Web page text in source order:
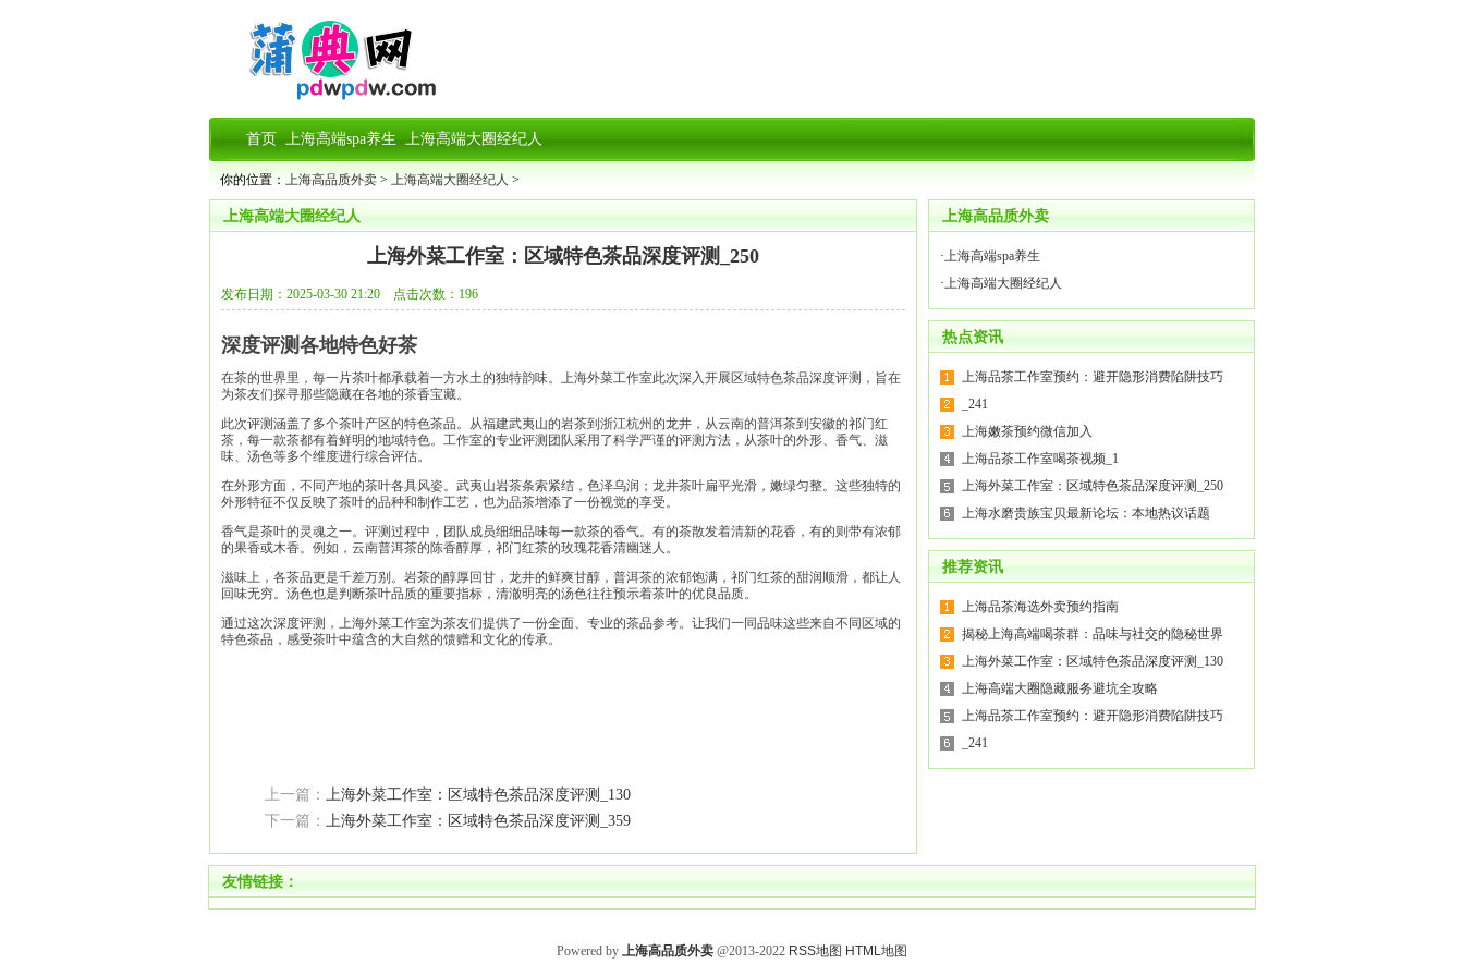
首页 上海高端spa养生 上海高端大圈经纪人
你的位置： 上海高品质外卖 > 上海高端大圈经纪人 >
上海高端大圈经纪人
上海外菜工作室：区域特色茶品深度评测_250
发布日期：2025-03-30 21:20 点击次数：196
深度评测各地特色好茶
在茶的世界里，每一片茶叶都承载着一方水土的独特韵味。上海外菜工作室此次深入开展区域特色茶品深度评测，旨在
为茶友们探寻那些隐藏在各地的茶香宝藏。
此次评测涵盖了多个茶叶产区的特色茶品。从福建武夷山的岩茶到浙江杭州的龙井，从云南的普洱茶到安徽的祁门红
茶，每一款茶都有着鲜明的地域特色。工作室的专业评测团队采用了科学严谨的评测方法，从茶叶的外形、香气、滋
味、汤色等多个维度进行综合评估。
在外形方面，不同产地的茶叶各具风姿。武夷山岩茶条索紧结，色泽乌润；龙井茶叶扁平光滑，嫩绿匀整。这些独特的
外形特征不仅反映了茶叶的品种和制作工艺，也为品茶增添了一份视觉的享受。
香气是茶叶的灵魂之一。评测过程中，团队成员细细品味每一款茶的香气。有的茶散发着清新的花香，有的则带有浓郁
的果香或木香。例如，云南普洱茶的陈香醇厚，祁门红茶的玫瑰花香清幽迷人。
滋味上，各茶品更是千差万别。岩茶的醇厚回甘，龙井的鲜爽甘醇，普洱茶的浓郁饱满，祁门红茶的甜润顺滑，都让人
回味无穷。汤色也是判断茶叶品质的重要指标，清澈明亮的汤色往往预示着茶叶的优良品质。
通过这次深度评测，上海外菜工作室为茶友们提供了一份全面、专业的茶品参考。让我们一同品味这些来自不同区域的
特色茶品，感受茶叶中蕴含的大自然的馈赠和文化的传承。
上一篇：
上海外菜工作室：区域特色茶品深度评测_130
下一篇：
上海外菜工作室：区域特色茶品深度评测_359
上海高品质外卖
·上海高端spa养生
·上海高端大圈经纪人
热点资讯
上海品茶工作室预约：避开隐形消费陷阱技巧
_241
上海嫩茶预约微信加入
上海品茶工作室喝茶视频_1
上海外菜工作室：区域特色茶品深度评测_250
上海水磨贵族宝贝最新论坛：本地热议话题
推荐资讯
上海品茶海选外卖预约指南
揭秘上海高端喝茶群：品味与社交的隐秘世界
上海外菜工作室：区域特色茶品深度评测_130
上海高端大圈隐藏服务避坑全攻略
上海品茶工作室预约：避开隐形消费陷阱技巧
_241
友情链接：
Powered by 上海高品质外卖 @2013-2022 RSS地图 HTML地图